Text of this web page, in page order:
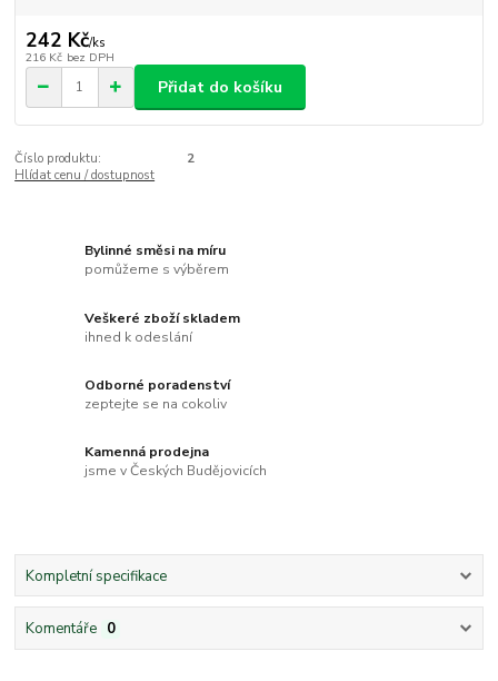
242 Kč/ks
216 Kč bez DPH
Přidat do košíku
Číslo produktu:
2
Hlídat cenu / dostupnost
Bylinné směsi na míru
pomůžeme s výběrem
Veškeré zboží skladem
ihned k odeslání
Odborné poradenství
zeptejte se na cokoliv
Kamenná prodejna
jsme v Českých Budějovicích
Kompletní specifikace
Komentáře 0